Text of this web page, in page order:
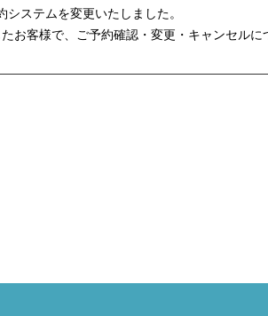
システムを変更いたしました。
お客様で、ご予約確認・変更・キャンセル